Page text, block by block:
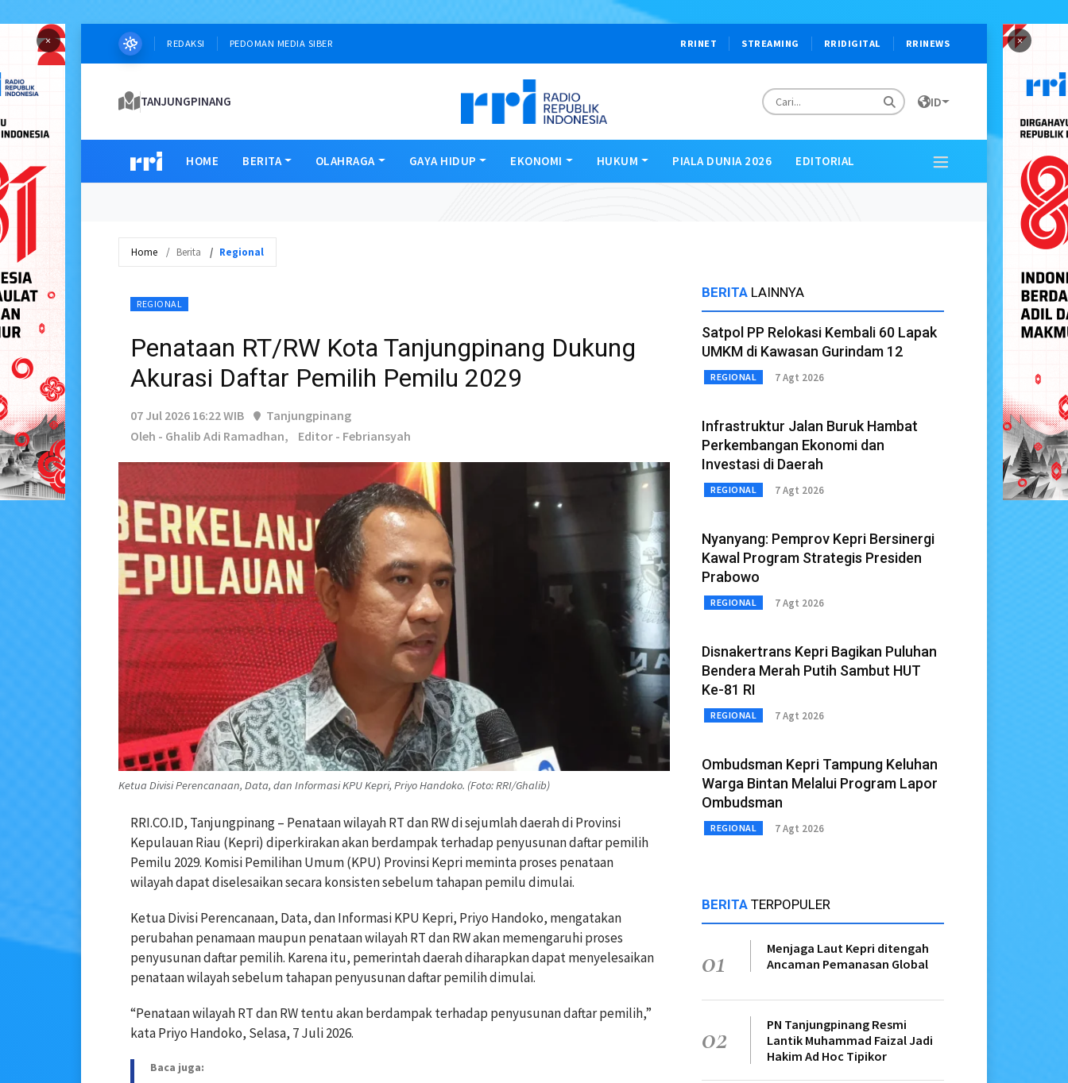
× ×
REDAKSI PEDOMAN MEDIA SIBER RRINET STREAMING RRIDIGITAL RRINEWS
TANJUNGPINANG ID
HOME BERITA OLAHRAGA GAYA HIDUP EKONOMI HUKUM PIALA DUNIA 2026 EDITORIAL
Home Berita Regional
REGIONAL
Penataan RT/RW Kota Tanjungpinang Dukung
Akurasi Daftar Pemilih Pemilu 2029
07 Jul 2026 16:22 WIB
Tanjungpinang
Oleh - Ghalib Adi Ramadhan,
Editor - Febriansyah
Ketua Divisi Perencanaan, Data, dan Informasi KPU Kepri, Priyo Handoko. (Foto: RRI/Ghalib)
RRI.CO.ID, Tanjungpinang – Penataan wilayah RT dan RW di sejumlah daerah di Provinsi
Kepulauan Riau (Kepri) diperkirakan akan berdampak terhadap penyusunan daftar pemilih
Pemilu 2029. Komisi Pemilihan Umum (KPU) Provinsi Kepri meminta proses penataan
wilayah dapat diselesaikan secara konsisten sebelum tahapan pemilu dimulai.
Ketua Divisi Perencanaan, Data, dan Informasi KPU Kepri, Priyo Handoko, mengatakan
perubahan penamaan maupun penataan wilayah RT dan RW akan memengaruhi proses
penyusunan daftar pemilih. Karena itu, pemerintah daerah diharapkan dapat menyelesaikan
penataan wilayah sebelum tahapan penyusunan daftar pemilih dimulai.
“Penataan wilayah RT dan RW tentu akan berdampak terhadap penyusunan daftar pemilih,”
kata Priyo Handoko, Selasa, 7 Juli 2026.
Baca juga:
BERITA LAINNYA
Satpol PP Relokasi Kembali 60 Lapak
UMKM di Kawasan Gurindam 12
REGIONAL 7 Agt 2026
Infrastruktur Jalan Buruk Hambat
Perkembangan Ekonomi dan
Investasi di Daerah
REGIONAL 7 Agt 2026
Nyanyang: Pemprov Kepri Bersinergi
Kawal Program Strategis Presiden
Prabowo
REGIONAL 7 Agt 2026
Disnakertrans Kepri Bagikan Puluhan
Bendera Merah Putih Sambut HUT
Ke-81 RI
REGIONAL 7 Agt 2026
Ombudsman Kepri Tampung Keluhan
Warga Bintan Melalui Program Lapor
Ombudsman
REGIONAL 7 Agt 2026
BERITA TERPOPULER
01
Menjaga Laut Kepri ditengah
Ancaman Pemanasan Global
02
PN Tanjungpinang Resmi
Lantik Muhammad Faizal Jadi
Hakim Ad Hoc Tipikor